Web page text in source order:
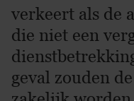
verkeert als de
die niet een
geval zouden